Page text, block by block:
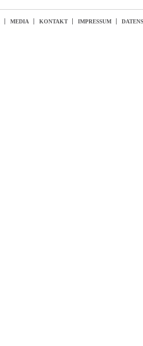
MEDIA KONTAKT IMPRESSUM